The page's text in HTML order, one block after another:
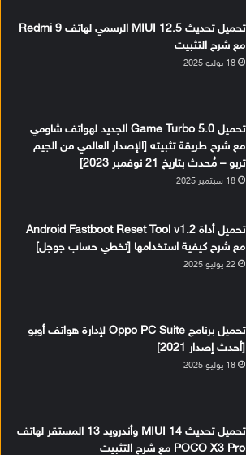
تحميل تحديث MIUI 12.5 الرسمي لهاتف Redmi 9
مع شرح التثبيت
18 يوليو 2025
تحميل Game Turbo 5.0 الجديد لهواتف شاومي
مع شرح طريقة تثبيته [الإصدار العالمي من الجيم
تربو – مُحدث بتاريخ 21 نوفمبر 2023]
18 سبتمبر 2025
تحميل أداة Android Fastboot Reset Tool v1.2
مع شرح كيفية استخدامها [تخطي حساب جوجل]
22 يوليو 2025
تحميل برنامج Oppo PC Suite لإدارة هواتف أوبو
[أحدث إصدار 2021]
18 يوليو 2025
تحميل تحديث MIUI 14 وأندرويد 13 المستقر لهاتف
POCO X3 Pro مع شرح التثبيت